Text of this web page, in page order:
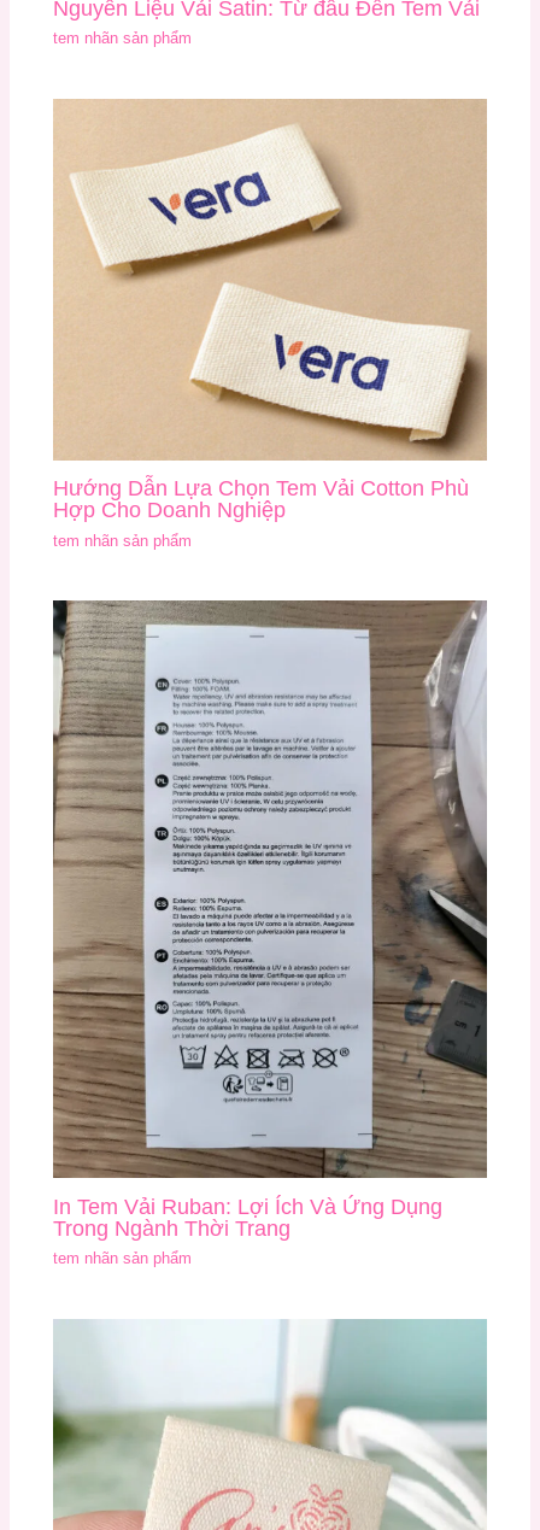
Nguyên Liệu Vải Satin: Từ đâu Đến Tem Vải
tem nhãn sản phẩm
Hướng Dẫn Lựa Chọn Tem Vải Cotton Phù
Hợp Cho Doanh Nghiệp
tem nhãn sản phẩm
In Tem Vải Ruban: Lợi Ích Và Ứng Dụng
Trong Ngành Thời Trang
tem nhãn sản phẩm